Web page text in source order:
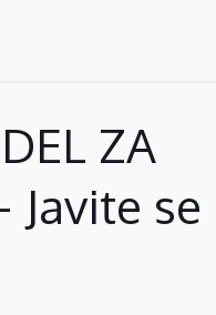
ZA
Javite se